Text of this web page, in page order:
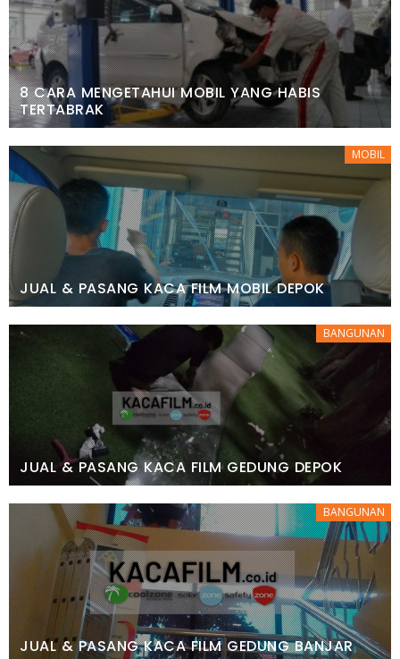
8 CARA MENGETAHUI MOBIL YANG HABIS
TERTABRAK
MOBIL
JUAL & PASANG KACA FILM MOBIL DEPOK
BANGUNAN
JUAL & PASANG KACA FILM GEDUNG DEPOK
BANGUNAN
JUAL & PASANG KACA FILM GEDUNG BANJAR